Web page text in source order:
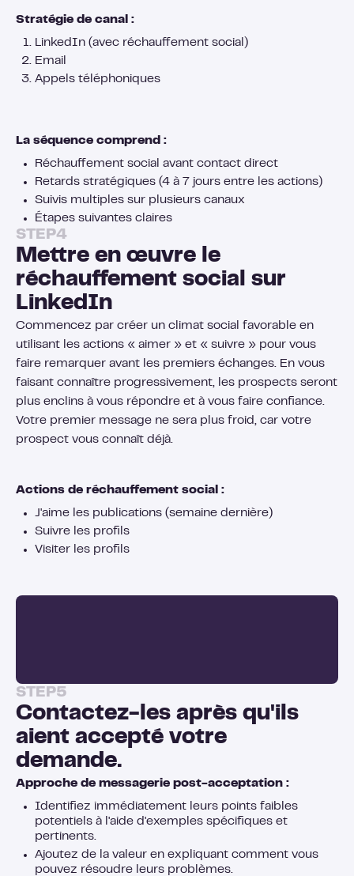
Stratégie de canal :
LinkedIn (avec réchauffement social)
Email
Appels téléphoniques
La séquence comprend :
Réchauffement social avant contact direct
Retards stratégiques (4 à 7 jours entre les actions)
Suivis multiples sur plusieurs canaux
Étapes suivantes claires
STEP4
Mettre en œuvre le
réchauffement social sur
LinkedIn
Commencez par créer un climat social favorable en
utilisant les actions « aimer » et « suivre » pour vous
faire remarquer avant les premiers échanges. En vous
faisant connaître progressivement, les prospects seront
plus enclins à vous répondre et à vous faire confiance.
Votre premier message ne sera plus froid, car votre
prospect vous connaît déjà.
Actions de réchauffement social :
J'aime les publications (semaine dernière)
Suivre les profils
Visiter les profils
STEP5
Contactez-les après qu'ils
aient accepté votre
demande.
Approche de messagerie post-acceptation :
Identifiez immédiatement leurs points faibles
potentiels à l'aide d'exemples spécifiques et
pertinents.
Ajoutez de la valeur en expliquant comment vous
pouvez résoudre leurs problèmes.